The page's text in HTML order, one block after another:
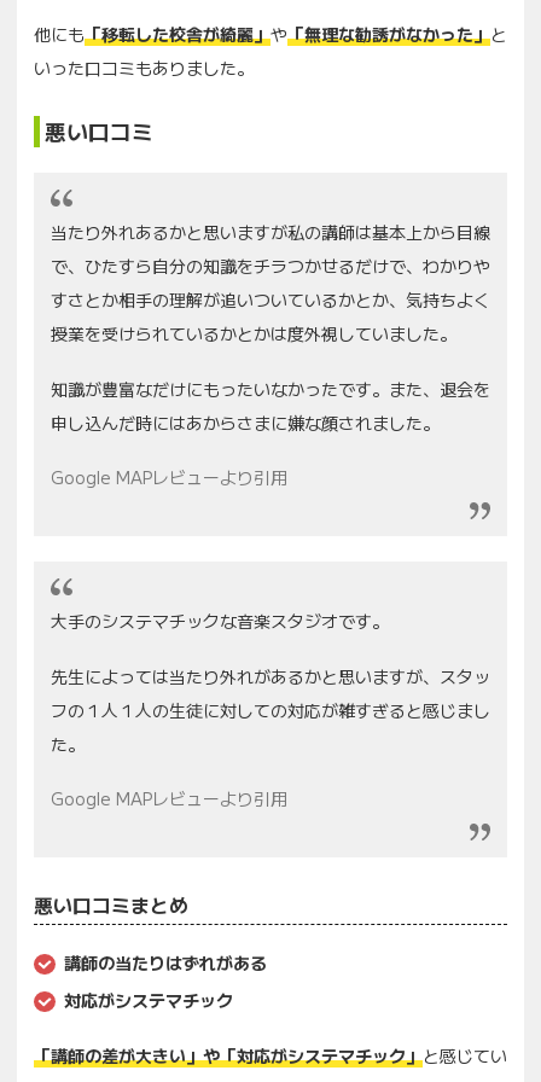
他にも「移転した校舎が綺麗」や「無理な勧誘がなかった」と
いった口コミもありました。
悪い口コミ
当たり外れあるかと思いますが私の講師は基本上から目線
で、ひたすら自分の知識をチラつかせるだけで、わかりや
すさとか相手の理解が追いついているかとか、気持ちよく
授業を受けられているかとかは度外視していました。
知識が豊富なだけにもったいなかったです。また、退会を
申し込んだ時にはあからさまに嫌な顔されました。
Google MAPレビューより引用
大手のシステマチックな音楽スタジオです。
先生によっては当たり外れがあるかと思いますが、スタッ
フの１人１人の生徒に対しての対応が雑すぎると感じまし
た。
Google MAPレビューより引用
悪い口コミまとめ
講師の当たりはずれがある
対応がシステマチック
「講師の差が大きい」や「対応がシステマチック」と感じてい